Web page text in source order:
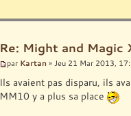
Re: Might and Magic
par Kartan » Jeu 21 Mar 2013,
Ils avaient pas disparu, ils
MM10 y a plus sa place